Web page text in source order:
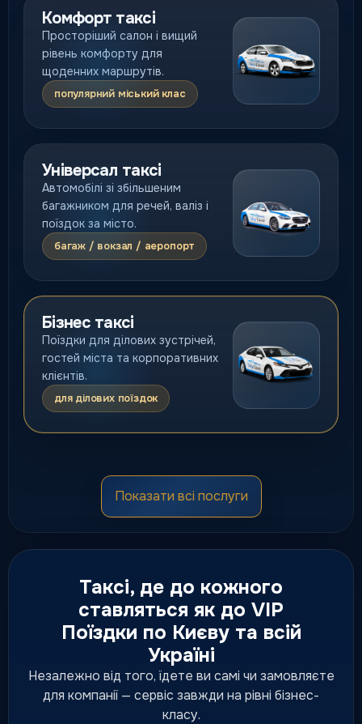
Комфорт таксі
Просторіший салон і вищий
рівень комфорту для
щоденних маршрутів.
популярний міський клас
Універсал таксі
Автомобілі зі збільшеним
багажником для речей, валіз і
поїздок за місто.
багаж / вокзал / аеропорт
Бізнес таксі
Поїздки для ділових зустрічей,
гостей міста та корпоративних
клієнтів.
для ділових поїздок
Мікроавтобуси
Комфортні мінівени для груп,
сімей, трансферів та подій.
Преміум таксі
Підвищений рівень сервісу,
статусна подача та комфортні
ділові маршрути.
підвищений рівень сервісу
Показати всі послуги
Таксі, де до кожного
ставляться як до VIP
Поїздки по Києву та всій
Україні
Незалежно від того, їдете ви самі чи замовляєте
для компанії — сервіс завжди на рівні бізнес-
класу.